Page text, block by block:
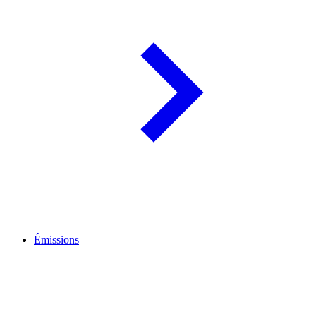
Émissions